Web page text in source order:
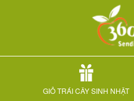
GIỎ TRÁI CÂY SINH NHẬT